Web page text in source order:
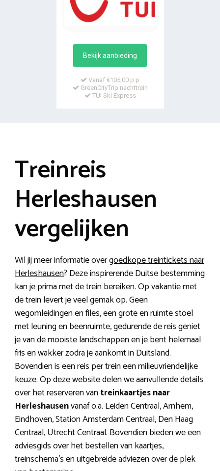
Bekijk aanbieding
Vanaf €105,00 p.p
GreenCityTrip nachttrein
TUI Ski Express
Treinreis
Herleshausen
vergelijken
Wil jij meer informatie overgoedkope treintickets naar
Herleshausen? Deze inspirerende Duitse bestemming
kan je prima met de trein bereiken. Op vakantie met
de trein levert je veel gemak op. Geen
wegomleidingen en files, een grote en ruimte stoel
met leuning en beenruimte, gedurende de reis geniet
je van de mooiste landschappen en je bent helemaal
fris en wakker zodra je aankomt in Duitsland.
Bovendien is een reis per trein een milieuvriendelijke
keuze. Op deze website delen we aanvullende details
over het reserveren vantreinkaartjes naar
Herleshausenvanaf o.a. Leiden Centraal, Arnhem,
Eindhoven, Station Amsterdam Centraal, Den Haag
Centraal, Utrecht Centraal. Bovendien bieden we een
adviesgids over het bestellen van kaartjes,
treinschema’s en uitgebreide adviezen over de plek